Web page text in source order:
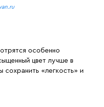
особенно
цвет лучше в
«легкость» и